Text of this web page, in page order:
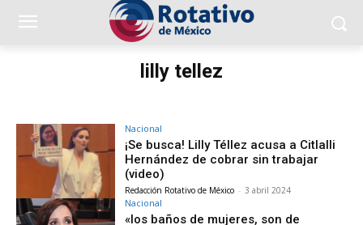
lilly tellez
Nacional
¡Se busca! Lilly Téllez acusa a Citlalli
Hernández de cobrar sin trabajar
(video)
Redacción Rotativo de México - 3 abril 2024
Nacional
«los baños de mujeres, son de